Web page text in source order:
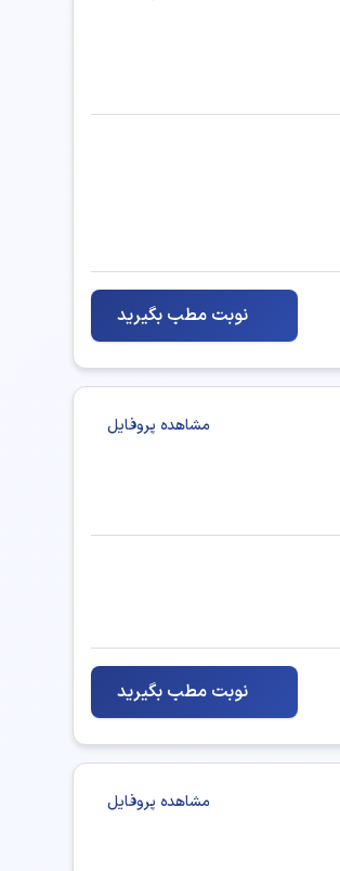
تزریق بوتاکس
پوست، مو (عمومی)
نوبت مطب بگیرید
مشاهده پروفایل
نوبت مطب بگیرید
مشاهده پروفایل